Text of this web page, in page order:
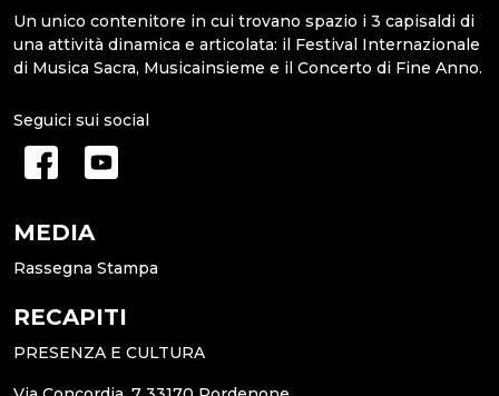
Un unico contenitore in cui trovano spazio i 3 capisaldi di
una attività dinamica e articolata: il Festival Internazionale
di Musica Sacra, Musicainsieme e il Concerto di Fine Anno.
Seguici sui social
MEDIA
Rassegna Stampa
RECAPITI
PRESENZA E CULTURA